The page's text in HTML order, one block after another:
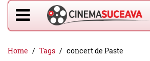
Home Tags concert de Paste